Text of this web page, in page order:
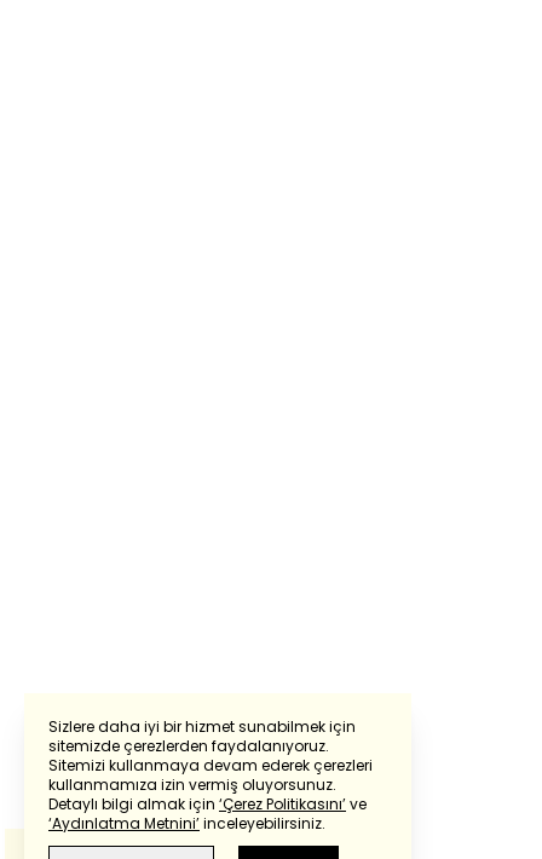
Sizlere daha iyi bir hizmet sunabilmek için
sitemizde çerezlerden faydalanıyoruz.
Sitemizi kullanmaya devam ederek çerezleri
kullanmamıza izin vermiş oluyorsunuz.
Detaylı bilgi almak için ‘Çerez Politikasını’ve
‘Aydınlatma Metnini’inceleyebilirsiniz.
Powered by Translate
Bu çevirideGoogle Transletekullanılmıştır.